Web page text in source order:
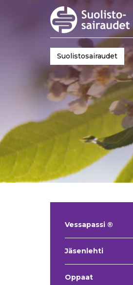
Suolistosairaudet
Vessapassi ®
Jäsenlehti
Oppaat